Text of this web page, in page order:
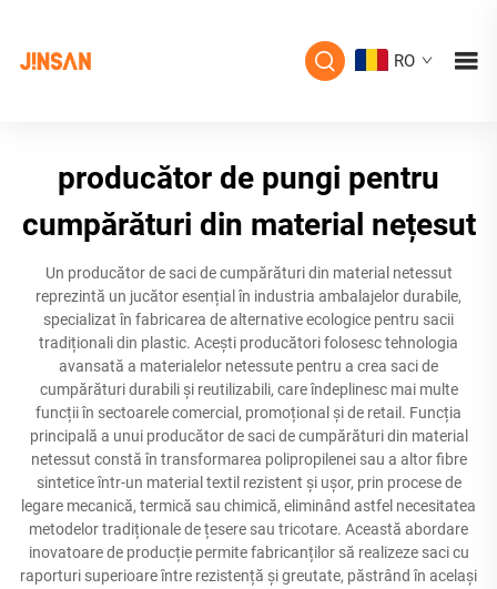
RO
producător de pungi pentru
cumpărături din material nețesut
Un producător de saci de cumpărături din material netessut
reprezintă un jucător esențial în industria ambalajelor durabile,
specializat în fabricarea de alternative ecologice pentru sacii
tradiționali din plastic. Acești producători folosesc tehnologia
avansată a materialelor netessute pentru a crea saci de
cumpărături durabili și reutilizabili, care îndeplinesc mai multe
funcții în sectoarele comercial, promoțional și de retail. Funcția
principală a unui producător de saci de cumpărături din material
netessut constă în transformarea polipropilenei sau a altor fibre
sintetice într-un material textil rezistent și ușor, prin procese de
legare mecanică, termică sau chimică, eliminând astfel necesitatea
metodelor tradiționale de țesere sau tricotare. Această abordare
inovatoare de producție permite fabricanților să realizeze saci cu
raporturi superioare între rezistență și greutate, păstrând în același